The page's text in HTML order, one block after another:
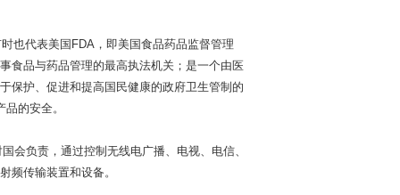
也代表美国FDA，即美国食品药品监督管理
食品与药品管理的最高执法机关；是一个由医
保护、促进和提高国民健康的政府卫生管制的
的安全。
会负责，通过控制无线电广播、电视、电信、
频传输装置和设备。